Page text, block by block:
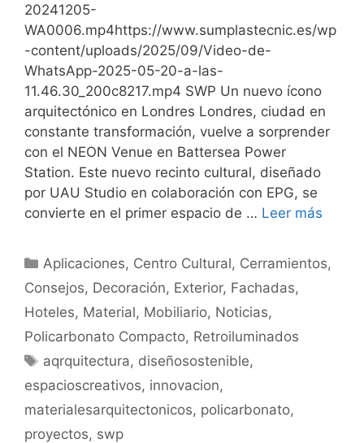
20241205-
WA0006.mp4https://www.sumplastecnic.es/wp
-content/uploads/2025/09/Video-de-
WhatsApp-2025-05-20-a-las-
11.46.30_200c8217.mp4 SWP Un nuevo ícono
arquitectónico en Londres Londres, ciudad en
constante transformación, vuelve a sorprender
con el NEON Venue en Battersea Power
Station. Este nuevo recinto cultural, diseñado
por UAU Studio en colaboración con EPG, se
convierte en el primer espacio de … Leer más
Aplicaciones, Centro Cultural, Cerramientos,
Consejos, Decoración, Exterior, Fachadas,
Hoteles, Material, Mobiliario, Noticias,
Policarbonato Compacto, Retroiluminados
aqrquitectura, diseñosostenible,
espacioscreativos, innovacion,
materialesarquitectonicos, policarbonato,
proyectos, swp